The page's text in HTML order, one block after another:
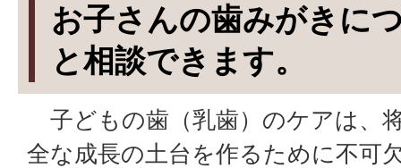
お子さんの歯みがきに
と相談できます。
子どもの歯（乳歯）のケアは、
全な成長の土台を作るために不可